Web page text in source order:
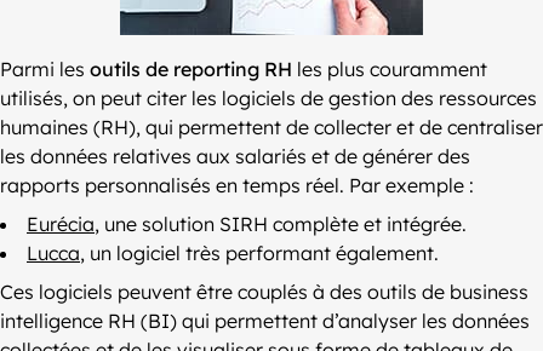
Parmi les outils de reporting RH les plus couramment
utilisés, on peut citer les logiciels de gestion des ressources
humaines (RH), qui permettent de collecter et de centraliser
les données relatives aux salariés et de générer des
rapports personnalisés en temps réel. Par exemple :
Eurécia, une solution SIRH complète et intégrée.
Lucca, un logiciel très performant également.
Ces logiciels peuvent être couplés à des outils de business
intelligence RH (BI) qui permettent d’analyser les données